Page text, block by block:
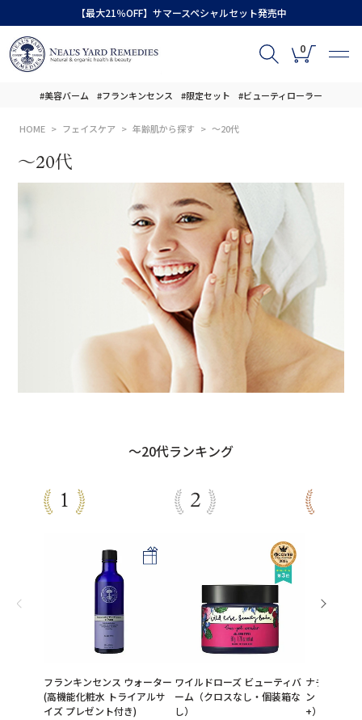
【最大21％OFF】サマースペシャルセット発売中
0
#美容バーム #フランキンセンス #限定セット #ビューティローラー
HOME フェイスケア 年齢肌から探す ～20代
～20代
～20代ランキング
フランキンセンス ウォーター
(高機能化粧水 トライアルサ
イズ プレゼント付き)
ワイルドローズ ビューティバ
ーム（クロスなし・個装箱な
し）
ナチュラル
ン ミルク（
+）